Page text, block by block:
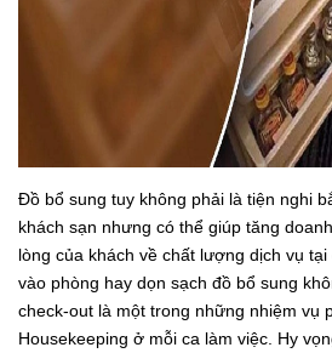
Đồ bổ sung tuy không phải là tiện nghi
khách sạn nhưng có thể giúp tăng
lòng của khách về chất lượng dịch vụ
vào phòng hay dọn sạch đồ bổ sung
check-out là một trong những nhiệm vụ
Housekeeping ở mỗi ca làm việc. Hy